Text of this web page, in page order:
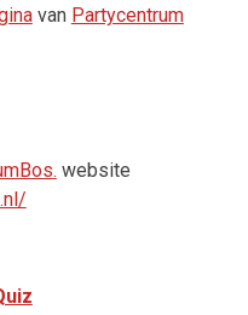
van Partycentrum
. website